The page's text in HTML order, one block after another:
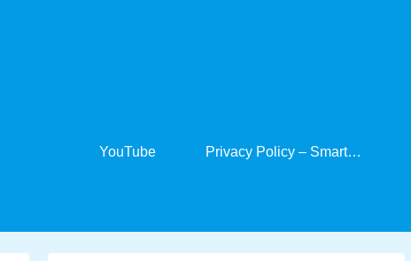
YouTube Privacy Policy – SmartCabinet